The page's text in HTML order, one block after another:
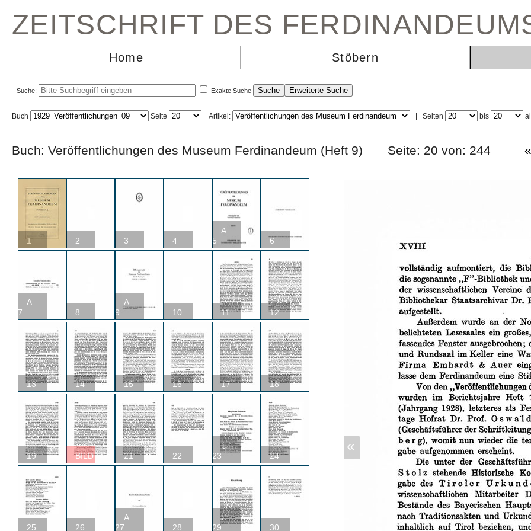
ZEITSCHRIFT DES
Home Stöbern
Suche: Exakte Suche
Buch Seite Artikel: Seiten bis
Buch: Veröffentlichungen des Museum Ferdinandeum (Heft 9) Seite: 20 von: 244
1 2 3 4
A
5
6
A
7
8
A
9
10 11 12
13 14 15 16 17 18
19 BILD 21 22
U
23
24
25 26
A
27
28
U
29
30
«